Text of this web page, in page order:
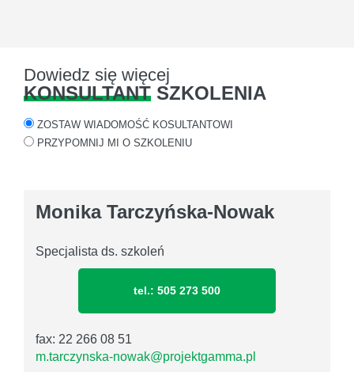
Dowiedz się więcej
KONSULTANT SZKOLENIA
ZOSTAW WIADOMOŚĆ KOSULTANTOWI
PRZYPOMNIJ MI O SZKOLENIU
Monika Tarczyńska-Nowak
Specjalista ds. szkoleń
tel.: 505 273 500
fax: 22 266 08 51
m.tarczynska-nowak@projektgamma.pl